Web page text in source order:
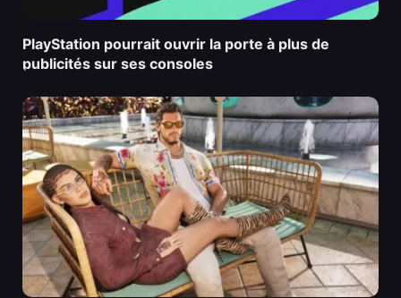
PlayStation pourrait ouvrir la porte à plus de
publicités sur ses consoles